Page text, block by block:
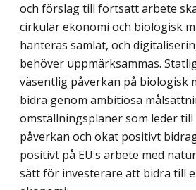
och förslag till fortsatt arbete
cirkulär ekonomi och biologisk
hanteras samlat, och
behöver uppmärksammas.
väsentlig påverkan på biologisk
bidra genom ambitiösa
omställningsplaner som leder
påverkan och ökat positivt
positivt på EU:s arbete med
sätt för investerare att bidra till